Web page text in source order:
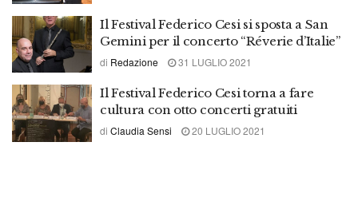
Il Festival Federico Cesi si sposta a San
Gemini per il concerto “Réverie d’Italie”
di Redazione 31 LUGLIO 2021
Il Festival Federico Cesi torna a fare
cultura con otto concerti gratuiti
di Claudia Sensi 20 LUGLIO 2021